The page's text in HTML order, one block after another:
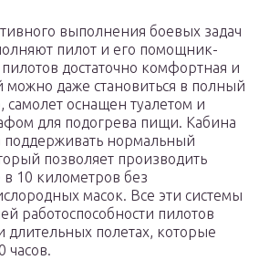
выполнения боевых задач
пилот и его помощник-
достаточно комфортная и
можно даже становиться в полный
самолет оснащен туалетом и
для подогрева пищи. Кабина
поддерживать нормальный
позволяет производить
10 километров без
масок. Все эти системы
работоспособности пилотов
полетах, которые
часов.